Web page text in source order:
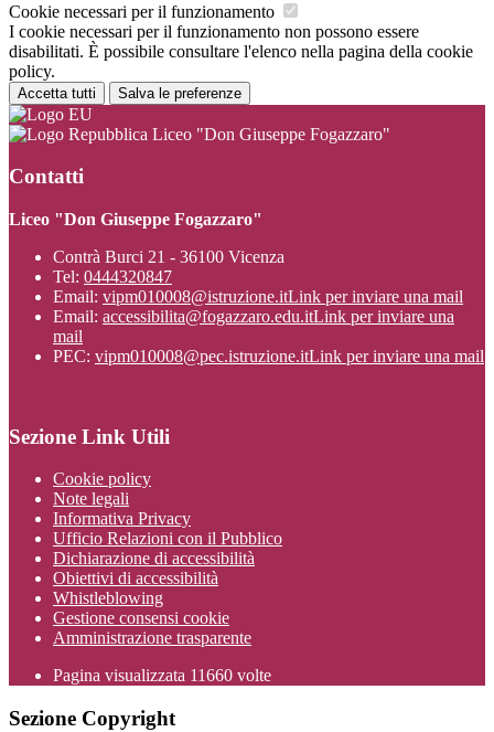
Cookie necessari per il funzionamento
I cookie necessari per il funzionamento non possono essere
disabilitati. È possibile consultare l'elenco nella pagina della cookie
policy.
Accetta tutti Salva le preferenze
Liceo "Don Giuseppe Fogazzaro"
Contatti
Liceo "Don Giuseppe Fogazzaro"
Contrà Burci 21 - 36100 Vicenza
Tel: 0444320847
Email: vipm010008@istruzione.itLink per inviare una mail
Email: accessibilita@fogazzaro.edu.itLink per inviare una
mail
PEC: vipm010008@pec.istruzione.itLink per inviare una mail
Sezione Link Utili
Cookie policy
Note legali
Informativa Privacy
Ufficio Relazioni con il Pubblico
Dichiarazione di accessibilità
Obiettivi di accessibilità
Whistleblowing
Gestione consensi cookie
Amministrazione trasparente
Pagina visualizzata 11660 volte
Sezione Copyright